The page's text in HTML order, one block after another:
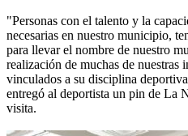
"Personas con el talento y la
necesarias en nuestro municipio,
para llevar el nombre de nuestro
realización de muchas de nuestras
vinculados a su disciplina
entregó al deportista un pin de La
visita.